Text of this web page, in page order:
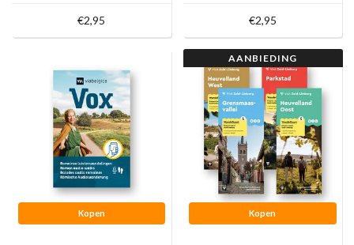
€2,95 €2,95
Kopen
AANBIEDING
Kopen